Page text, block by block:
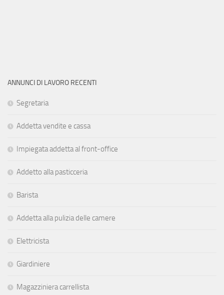
ANNUNCI DI LAVORO RECENTI
Segretaria
Addetta vendite e cassa
Impiegata addetta al front-office
Addetto alla pasticceria
Barista
Addetta alla pulizia delle camere
Elettricista
Giardiniere
Magazziniera carrellista